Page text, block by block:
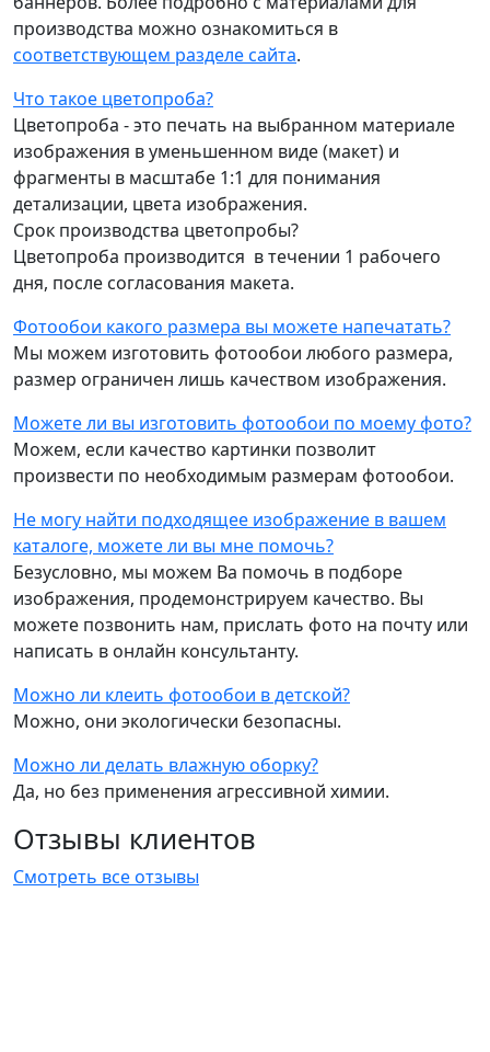
производства можно ознакомиться в
соответствующем разделе сайта.
Что такое цветопроба?
Цветопроба - это печать на выбранном материале
изображения в уменьшенном виде (макет) и
фрагменты в масштабе 1:1 для понимания
детализации, цвета изображения.
Срок производства цветопробы?
Цветопроба производится в течении 1 рабочего
дня, после согласования макета.
Фотообои какого размера вы можете напечатать?
Мы можем изготовить фотообои любого размера,
размер ограничен лишь качеством изображения.
Можете ли вы изготовить фотообои по моему фото?
Можем, если качество картинки позволит
произвести по необходимым размерам фотообои.
Не могу найти подходящее изображение в вашем
каталоге, можете ли вы мне помочь?
Безусловно, мы можем Ва помочь в подборе
изображения, продемонстрируем качество. Вы
можете позвонить нам, прислать фото на почту или
написать в онлайн консультанту.
Можно ли клеить фотообои в детской?
Можно, они экологически безопасны.
Можно ли делать влажную оборку?
Да, но без применения агрессивной химии.
Отзывы клиентов
Смотреть все отзывы